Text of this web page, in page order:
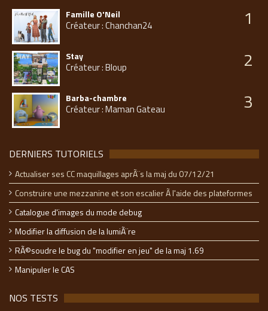
Famille O'Neil
Créateur : Chanchan24 1
Stay
Créateur : Bloup 2
Barba-chambre
Créateur : Maman Gateau 3
DERNIERS TUTORIELS
Actualiser ses CC maquillages aprÃ¨s la maj du 07/12/21
Construire une mezzanine et son escalier Ã l'aide des plateformes
Catalogue d'images du mode debug
Modifier la diffusion de la lumiÃ¨re
RÃ©soudre le bug du "modifier en jeu" de la maj 1.69
Manipuler le CAS
NOS TESTS